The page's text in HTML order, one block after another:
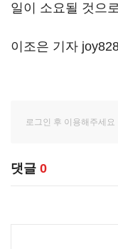
일이 소요될 것으
이조은 기자
댓글 0